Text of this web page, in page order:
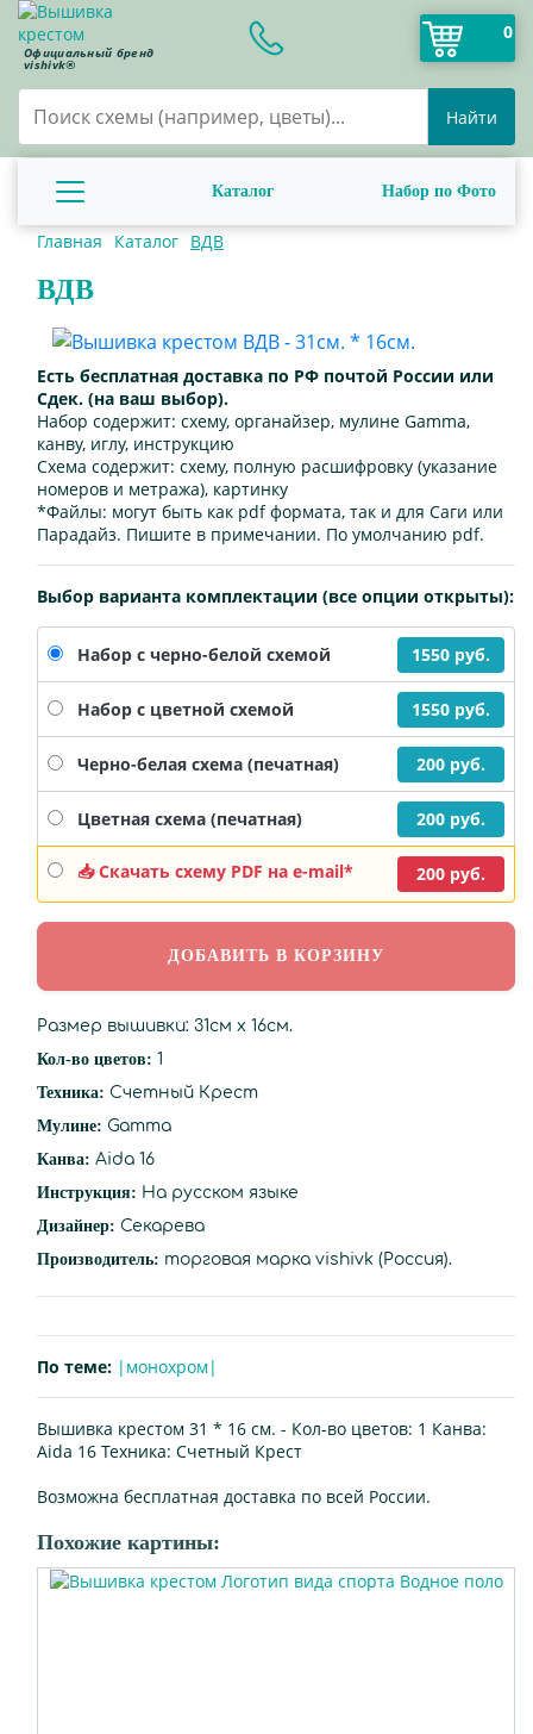
Официальный бренд
vishivk®
0
Найти
Каталог Набор по Фото
Главная Каталог ВДВ
ВДВ
Есть бесплатная доставка по РФ почтой России или
Сдек. (на ваш выбор).
Набор содержит: схему, органайзер, мулине Gamma,
канву, иглу, инструкцию
Схема содержит: схему, полную расшифровку (указание
номеров и метража), картинку
*Файлы: могут быть как pdf формата, так и для Саги или
Парадайз. Пишите в примечании. По умолчанию pdf.
Выбор варианта комплектации (все опции открыты):
Набор с черно-белой схемой 1550 руб.
Набор с цветной схемой 1550 руб.
Черно-белая схема (печатная) 200 руб.
Цветная схема (печатная) 200 руб.
📥 Скачать схему PDF на e-mail* 200 руб.
Размер вышивки: 31см х 16см.
Кол-во цветов: 1
Техника: Счетный Крест
Мулине: Gamma
Канва: Aida 16
Инструкция: На русском языке
Дизайнер: Секарева
Производитель: торговая марка vishivk (Россия).
По теме: |монохром|
Вышивка крестом 31 * 16 см. - Кол-во цветов: 1 Канва:
Aida 16 Техника: Счетный Крест
Возможна бесплатная доставка по всей России.
Похожие картины: